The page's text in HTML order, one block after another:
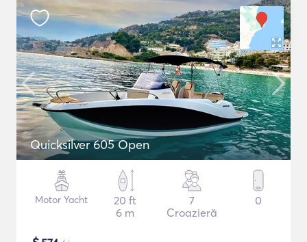
Quicksilver 605 Open
Motor Yacht
20 ft
6 m
7
Croazieră
0